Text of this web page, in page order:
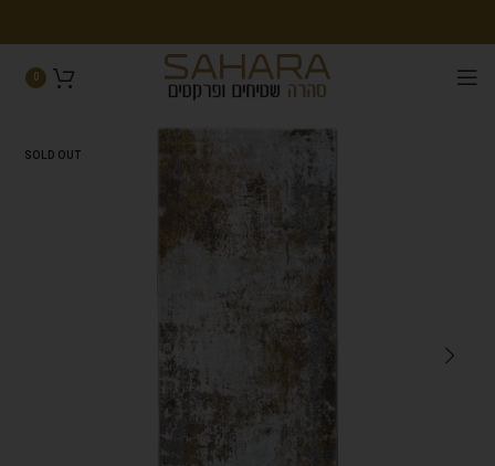
0
SOLD OUT